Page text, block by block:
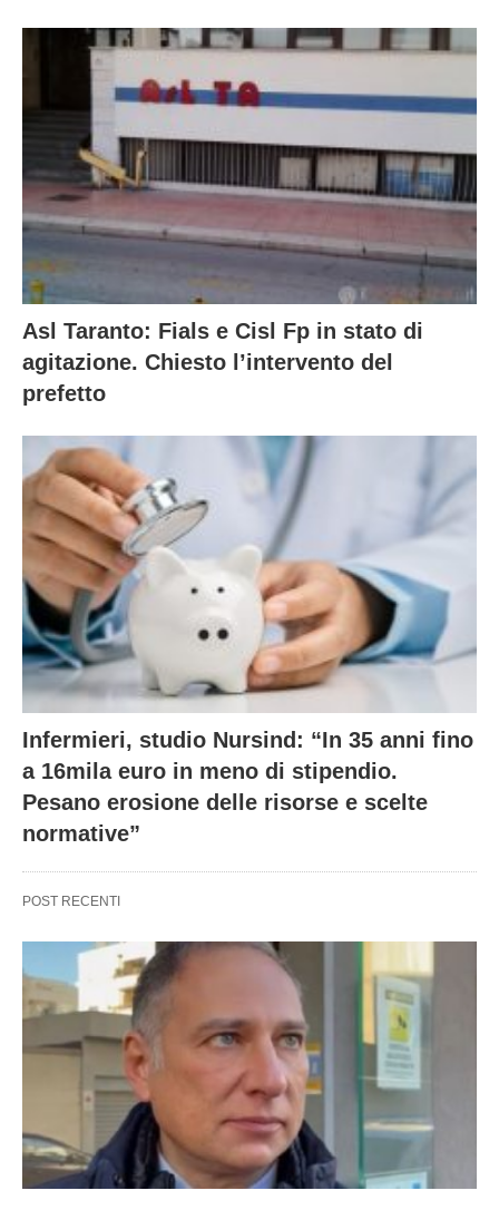
Asl Taranto: Fials e Cisl Fp in stato di
agitazione. Chiesto l’intervento del
prefetto
Infermieri, studio Nursind: “In 35 anni fino
a 16mila euro in meno di stipendio.
Pesano erosione delle risorse e scelte
normative”
POST RECENTI